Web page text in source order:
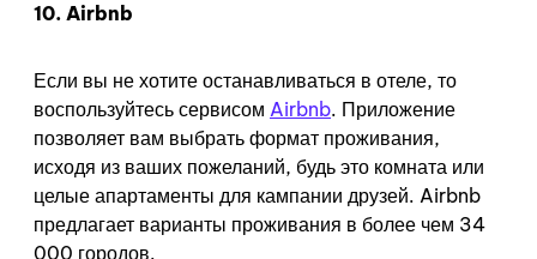
10. Airbnb
Если вы не хотите останавливаться в отеле, то
воспользуйтесь сервисом Airbnb. Приложение
позволяет вам выбрать формат проживания,
исходя из ваших пожеланий, будь это комната или
целые апартаменты для кампании друзей. Airbnb
предлагает варианты проживания в более чем 34
000 городов.